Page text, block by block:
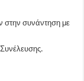
συνάντηση με